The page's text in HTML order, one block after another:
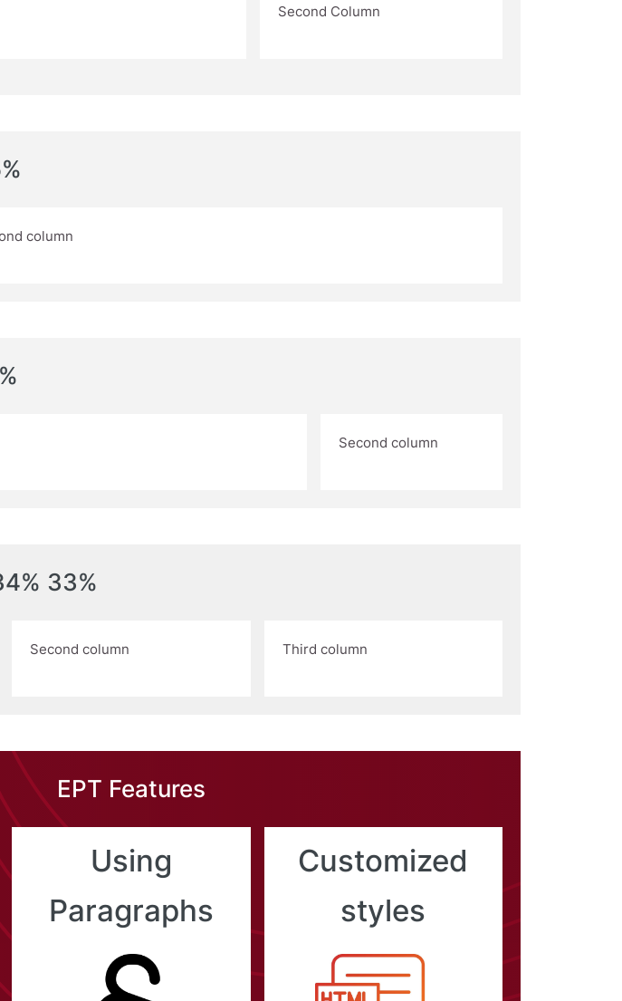
Second Column
column
Second column
33%
Second column Third column
EPT Features
Using
Paragraphs
Customized
styles